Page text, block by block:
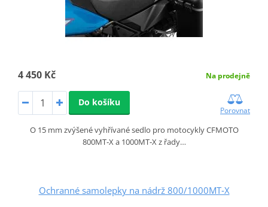
4 450 Kč Na prodejně
Do košíku
Porovnat
O 15 mm zvýšené vyhřívané sedlo pro motocykly CFMOTO
800MT‑X a 1000MT‑X z řady…
Ochranné samolepky na nádrž 800/1000MT‑X